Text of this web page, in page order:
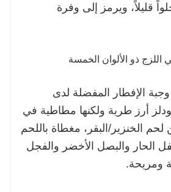
قليلاً، ويرمز إلى وفرة
وجبة الإفطار المفضلة لدى
أرز طرية ولكنها مطاطية في
الخنزير/البقر، مغطاة باللحم
الحار والبصل الأخضر والفجل
ومريحة.